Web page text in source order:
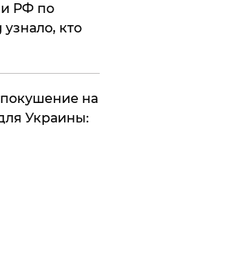
РФ по
кто
на
Украины: